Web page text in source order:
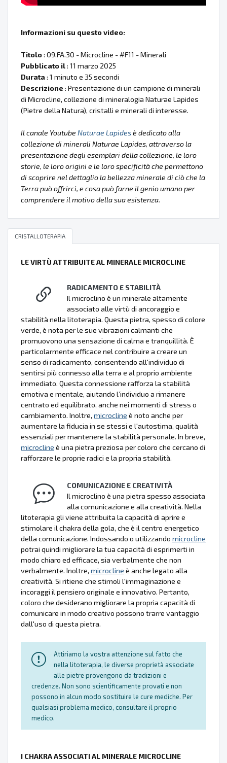
Informazioni su questo video:
Titolo: 09.FA.30 - Microcline - #F11 - Minerali
Pubblicato il: 11 marzo 2025
Durata : 1 minuto e 35 secondi
Descrizione : Presentazione di un campione di minerali
di Microcline, collezione di mineralogia Naturae Lapides
(Pietre della Natura), cristalli e minerali di interesse.
Il canale Youtube Naturae Lapidesè dedicato alla
collezione di minerali Naturae Lapides, attraverso la
presentazione degli esemplari della collezione, le loro
storie, le loro origini e le loro specificità che permettono
di scoprire nel dettaglio la bellezza minerale di ciò che la
Terra può offrirci, e cosa può farne il genio umano per
comprendere il motivo della sua esistenza.
CRISTALLOTERAPIA
LE VIRTÙ ATTRIBUITE AL MINERALE MICROCLINE
RADICAMENTO E STABILITÀ
Il microclino è un minerale altamente
associato alle virtù di ancoraggio e
stabilità nella litoterapia. Questa pietra, spesso di colore
verde, è nota per le sue vibrazioni calmanti che
promuovono una sensazione di calma e tranquillità. È
particolarmente efficace nel contribuire a creare un
senso di radicamento, consentendo all'individuo di
sentirsi più connesso alla terra e al proprio ambiente
immediato. Questa connessione rafforza la stabilità
emotiva e mentale, aiutando l’individuo a rimanere
centrato ed equilibrato, anche nei momenti di stress o
cambiamento. Inoltre, microcline è noto anche per
aumentare la fiducia in se stessi e l'autostima, qualità
essenziali per mantenere la stabilità personale. In breve,
microcline è una pietra preziosa per coloro che cercano di
rafforzare le proprie radici e la propria stabilità.
COMUNICAZIONE E CREATIVITÀ
Il microclino è una pietra spesso associata
alla comunicazione e alla creatività. Nella
litoterapia gli viene attribuita la capacità di aprire e
stimolare il chakra della gola, che è il centro energetico
della comunicazione. Indossando o utilizzando microcline
potrai quindi migliorare la tua capacità di esprimerti in
modo chiaro ed efficace, sia verbalmente che non
verbalmente. Inoltre, microcline è anche legato alla
creatività. Si ritiene che stimoli l'immaginazione e
incoraggi il pensiero originale e innovativo. Pertanto,
coloro che desiderano migliorare la propria capacità di
comunicare in modo creativo possono trarre vantaggio
dall'uso di questa pietra.
Attiriamo la vostra attenzione sul fatto che
nella litoterapia, le diverse proprietà associate
alle pietre provengono da tradizioni e
credenze. Non sono scientificamente provati e non
possono in alcun modo sostituire le cure mediche. Per
qualsiasi problema medico, consultare il proprio
medico.
I CHAKRA ASSOCIATI AL MINERALE MICROCLINE